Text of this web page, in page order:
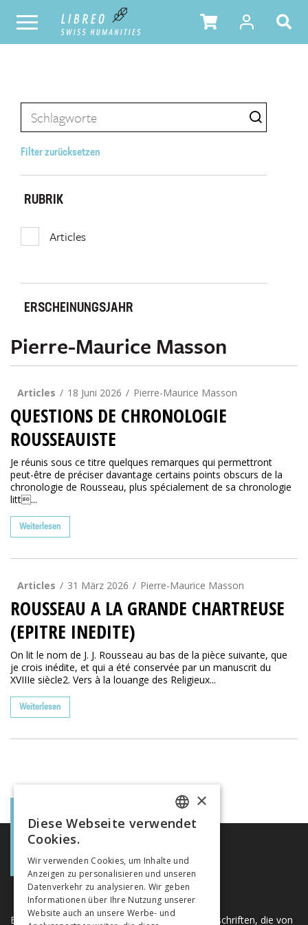
Filter zurücksetzen
RUBRIK
Articles
ERSCHEINUNGSJAHR
Pierre-Maurice Masson
Articles 18 Juni 2026 Pierre-Maurice Masson
QUESTIONS DE CHRONOLOGIE
ROUSSEAUISTE
Je réunis sous ce titre quelques remarques qui permettront
peut-être de préciser davantage certains points obscurs de la
chronologie de Rousseau, plus spécialement de sa chronologie
litt...
Weiterlesen
Articles 31 März 2026 Pierre-Maurice Masson
ROUSSEAU A LA GRANDE CHARTREUSE
(EPITRE INEDITE)
On lit le nom de J. J. Rousseau au bas de la pièce suivante, que
je crois inédite, et qui a été conservée par un manuscrit du
XVIIIe siècle2. Vers à la louange des Religieux...
Weiterlesen
Eine einzigartige Plattform für Bücher und Zeitschriften, die von
FRENCH
ITALIAN
×
Diese Webseite verwendet
Cookies.
Wir verwenden Cookies, um Inhalte und
Anzeigen zu personalisieren und unseren
Datenverkehr zu analysieren. Wir geben
Informationen über Ihre Nutzung unserer
Website auch an unsere Werbe- und